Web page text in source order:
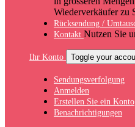
Wiederverkäufer zu
Rücksendung /
Kontakt Nutzen Sie
Ihr Konto Toggle your
Sendungsverfolgung
Anmelden
Erstellen Sie ein Konto
Benachrichtigungen